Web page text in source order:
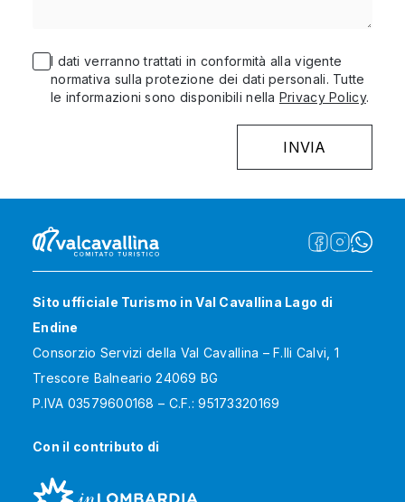
I dati verranno trattati in conformità alla vigente
normativa sulla protezione dei dati personali. Tutte
le informazioni sono disponibili nella Privacy Policy.
Sito ufficiale Turismo in Val Cavallina Lago di
Endine
Consorzio Servizi della Val Cavallina – F.lli Calvi, 1
Trescore Balneario 24069 BG
P.IVA 03579600168 – C.F.: 95173320169
Con il contributo di